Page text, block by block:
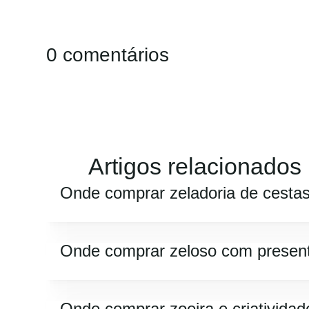
0 comentários
Artigos relacionados
Onde comprar zeladoria de
Onde comprar zeloso com